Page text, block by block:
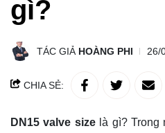
gì?
TÁC GIẢ HOÀNG PHI 26/
CHIA SẺ:
DN15 valve size là gì?